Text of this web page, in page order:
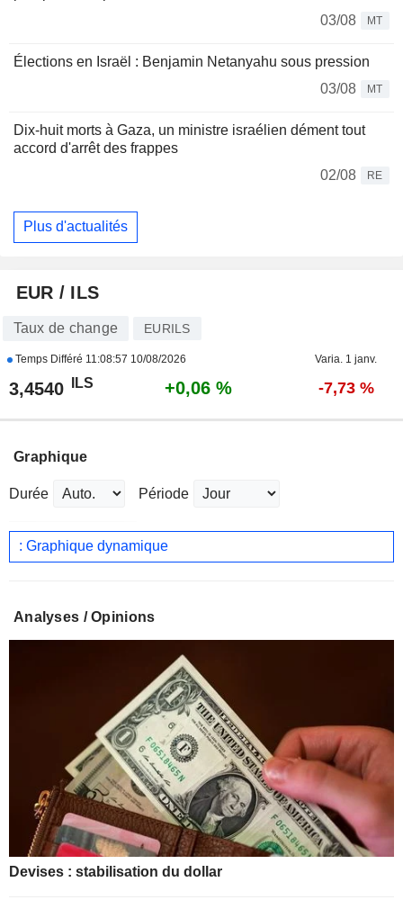
03/08
MT
Élections en Israël : Benjamin Netanyahu sous pression
03/08
MT
Dix-huit morts à Gaza, un ministre israélien dément tout
accord d'arrêt des frappes
02/08
RE
Plus d'actualités
EUR / ILS
Taux de change EURILS
Temps Différé 11:08:57 10/08/2026 Varia. 1 janv.
3,4540 ILS +0,06 % -7,73 %
Graphique
Durée Période
: Graphique dynamique
Analyses / Opinions
Devises : stabilisation du dollar